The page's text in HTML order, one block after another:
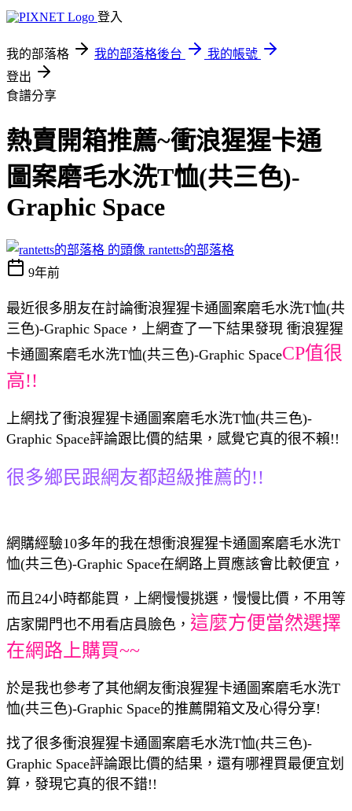
登入
我的部落格 我的部落格後台
我的帳號
登出
食譜分享
熱賣開箱推薦~衝浪猩猩卡通
圖案磨毛水洗T恤(共三色)-
Graphic Space
rantetts的部落格
9年前
最近很多朋友在討論衝浪猩猩卡通圖案磨毛水洗T恤(共
三色)-Graphic Space，上網查了一下結果發現 衝浪猩猩
卡通圖案磨毛水洗T恤(共三色)-Graphic SpaceCP值很
高!!
上網找了衝浪猩猩卡通圖案磨毛水洗T恤(共三色)-
Graphic Space評論跟比價的結果，感覺它真的很不賴!!
很多鄉民跟網友都超級推薦的!!
網購經驗10多年的我在想衝浪猩猩卡通圖案磨毛水洗T
恤(共三色)-Graphic Space在網路上買應該會比較便宜，
而且24小時都能買，上網慢慢挑選，慢慢比價，不用等
店家開門也不用看店員臉色， 這麼方便當然選擇
在網路上購買~~
於是我也參考了其他網友衝浪猩猩卡通圖案磨毛水洗T
恤(共三色)-Graphic Space的推薦開箱文及心得分享!
找了很多衝浪猩猩卡通圖案磨毛水洗T恤(共三色)-
Graphic Space評論跟比價的結果，還有哪裡買最便宜划
算，發現它真的很不錯!!